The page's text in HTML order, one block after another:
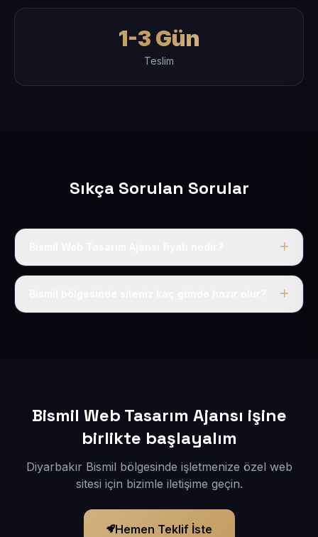
1-3 Gün
Teslim
Sıkça Sorulan Sorular
Tek fiyat uygulanır: yıllık 50 USD + KDV. Bu bedele alan
Bismil Web Tasarım Ajansı işine
birlikte başlayalım
Diyarbakır Bismil bölgesinde işletmenize özel web
sitesi için bizimle iletişime geçin.
Hemen Teklif İste